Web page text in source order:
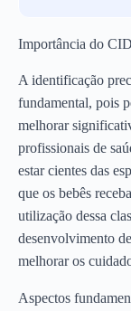
Importância do
A identificação
fundamental, pois
melhorar
profissionais de
estar cientes das
que os bebês
utilização dessa
desenvolvimento
melhorar os
Aspectos